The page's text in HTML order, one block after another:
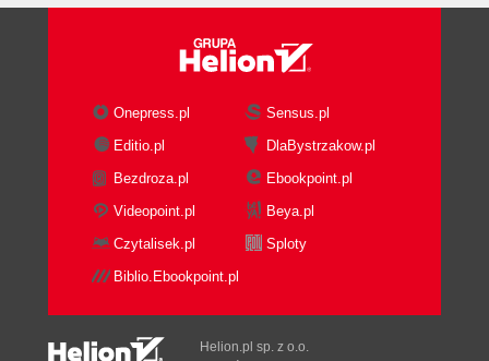
Onepress.pl
Sensus.pl
Editio.pl
DlaBystrzakow.pl
Bezdroza.pl
Ebookpoint.pl
Videopoint.pl
Beya.pl
Czytalisek.pl
Sploty
Biblio.Ebookpoint.pl
Helion.pl sp. z o.o.